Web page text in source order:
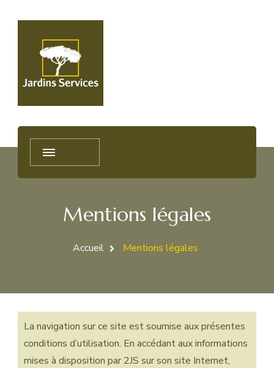
2js45
Jardins et services
Mentions légales
Accueil Mentions légales
La navigation sur ce site est soumise aux présentes
conditions d’utilisation. En accédant aux informations
mises à disposition par 2JS sur son site Internet,